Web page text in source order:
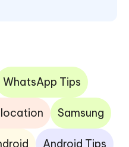
WhatsApp Tips
Samsung
Android Tips